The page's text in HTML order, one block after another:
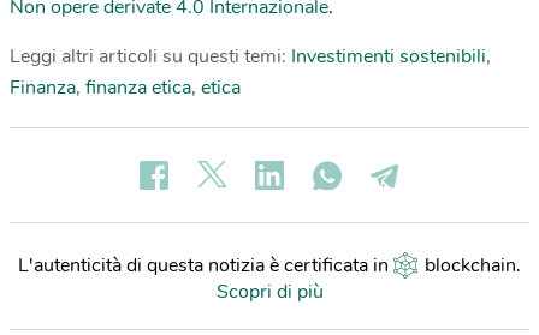
Non opere derivate 4.0 Internazionale.
Leggi altri articoli su questi temi: Investimenti sostenibili,
Finanza, finanza etica, etica
L'autenticità di questa notizia è certificata in blockchain.
Scopri di più